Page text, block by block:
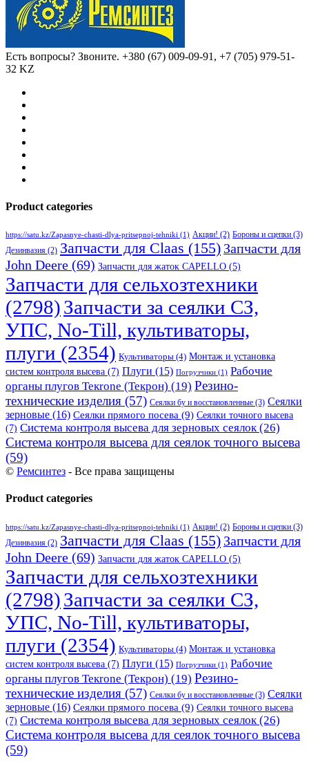
Есть вопросы? Звоните. +380 (67) 009-09-91, +7 (705) 979-51-
32 KZ
Product categories
https://satu.kz/Zapasnye-chasti-dlya-pritsepnoj-tehniki (1) Акции! (2) Бороны и сцепки (3)
Дезинвазия (2) Запчасти для Claas (155) Запчасти для
John Deere (69) Запчасти для жаток CAPELLO (5)
Запчасти для сельхозтехники
(2798)Запчасти за сеялки СЗ,
УПС, No-Till, культиваторы,
плуги (2354) Культиваторы (4) Монтаж и установка
систем контроля высева (7) Плуги (15) Погрузчики (1) Рабочие
органы плугов Текrоne (Текрон) (19) Резино-
технические изделия (57) Сеялки бу и восстановленные (3) Сеялки
зерновые (16) Сеялки прямого посева (9) Сеялки точного высева
(7) Система контроля высева для зерновых сеялок(26)
Система контроля высева для сеялок точного высева
(59)
© Ремсинтез - Все права защищены
Product categories
https://satu.kz/Zapasnye-chasti-dlya-pritsepnoj-tehniki (1) Акции! (2) Бороны и сцепки (3)
Дезинвазия (2) Запчасти для Claas (155) Запчасти для
John Deere (69) Запчасти для жаток CAPELLO (5)
Запчасти для сельхозтехники
(2798)Запчасти за сеялки СЗ,
УПС, No-Till, культиваторы,
плуги (2354) Культиваторы (4) Монтаж и установка
систем контроля высева (7) Плуги (15) Погрузчики (1) Рабочие
органы плугов Текrоne (Текрон) (19) Резино-
технические изделия (57) Сеялки бу и восстановленные (3) Сеялки
зерновые (16) Сеялки прямого посева (9) Сеялки точного высева
(7) Система контроля высева для зерновых сеялок (26)
Система контроля высева для сеялок точного высева
(59)